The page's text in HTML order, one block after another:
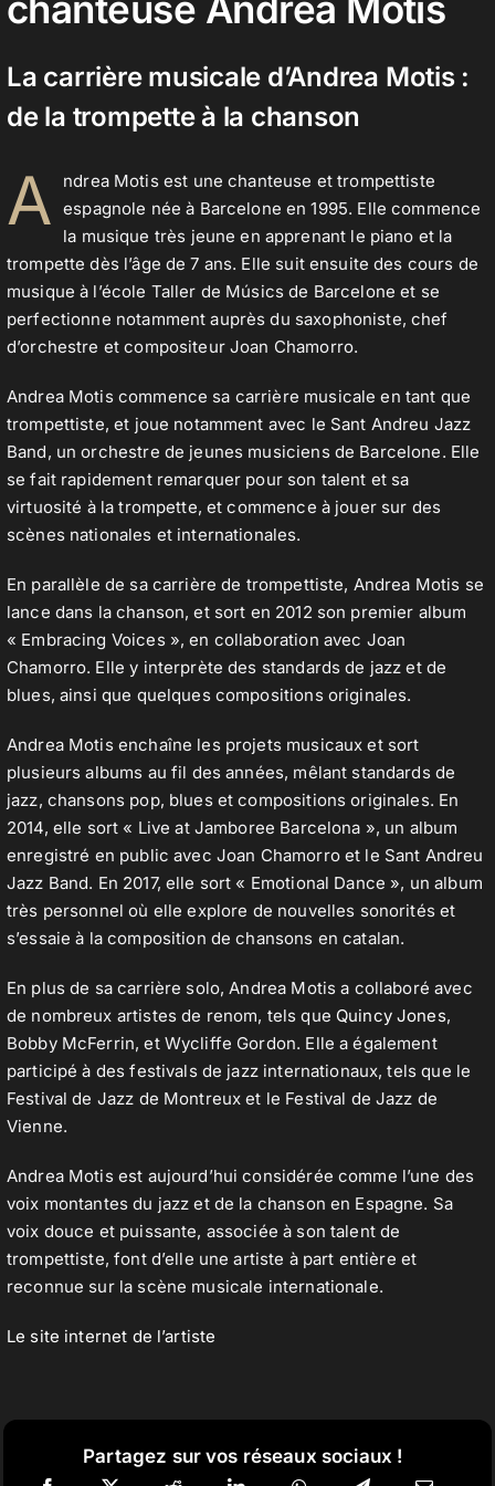
Contact
La carrière musicale d’Andrea Motis :
de la trompette à la chanson
A
ndrea Motis est une chanteuse et trompettiste
espagnole née à Barcelone en 1995. Elle commence
la musique très jeune en apprenant le piano et la
trompette dès l’âge de 7 ans. Elle suit ensuite des cours de
musique à l’école Taller de Músics de Barcelone et se
perfectionne notamment auprès du saxophoniste, chef
d’orchestre et compositeur Joan Chamorro.
Andrea Motis commence sa carrière musicale en tant que
trompettiste, et joue notamment avec le Sant Andreu Jazz
Band, un orchestre de jeunes musiciens de Barcelone. Elle
se fait rapidement remarquer pour son talent et sa
virtuosité à la trompette, et commence à jouer sur des
scènes nationales et internationales.
En parallèle de sa carrière de trompettiste, Andrea Motis se
lance dans la chanson, et sort en 2012 son premier album
« Embracing Voices », en collaboration avec Joan
Chamorro. Elle y interprète des standards de jazz et de
blues, ainsi que quelques compositions originales.
Andrea Motis enchaîne les projets musicaux et sort
plusieurs albums au fil des années, mêlant standards de
jazz, chansons pop, blues et compositions originales. En
2014, elle sort « Live at Jamboree Barcelona », un album
enregistré en public avec Joan Chamorro et le Sant Andreu
Jazz Band. En 2017, elle sort « Emotional Dance », un album
très personnel où elle explore de nouvelles sonorités et
s’essaie à la composition de chansons en catalan.
En plus de sa carrière solo, Andrea Motis a collaboré avec
de nombreux artistes de renom, tels que Quincy Jones,
Bobby McFerrin, et Wycliffe Gordon. Elle a également
participé à des festivals de jazz internationaux, tels que le
Festival de Jazz de Montreux et le Festival de Jazz de
Vienne.
Andrea Motis est aujourd’hui considérée comme l’une des
voix montantes du jazz et de la chanson en Espagne. Sa
voix douce et puissante, associée à son talent de
trompettiste, font d’elle une artiste à part entière et
reconnue sur la scène musicale internationale.
Le site internet de l’artiste
Partagez sur vos réseaux sociaux !